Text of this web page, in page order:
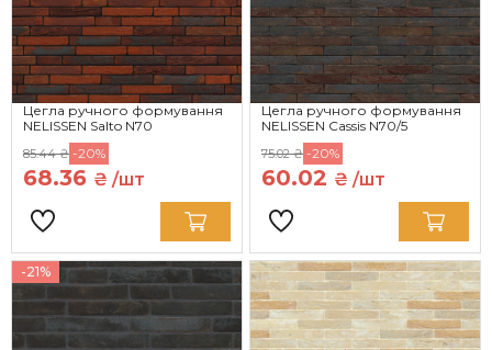
Цегла ручного формування
NELISSEN Salto N70
85.44 ₴ -20%
68.36 ₴ /шт
Цегла ручного формування
NELISSEN Cassis N70/5
75.02 ₴ -20%
60.02 ₴ /шт
-21%